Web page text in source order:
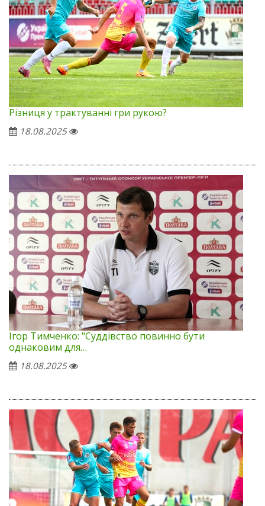
Різниця у трактуванні гри рукою?
18.08.2025
Ігор Тимченко: "Суддівство повинно бути
однаковим для…
18.08.2025